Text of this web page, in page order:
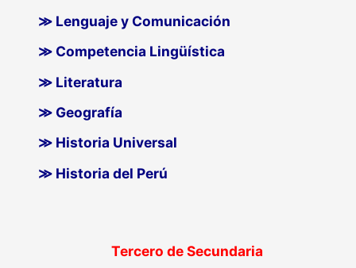
≫ Lenguaje y Comunicación
≫ Competencia Lingüística
≫ Literatura
≫ Geografía
≫ Historia Universal
≫ Historia del Perú
Tercero de Secundaria